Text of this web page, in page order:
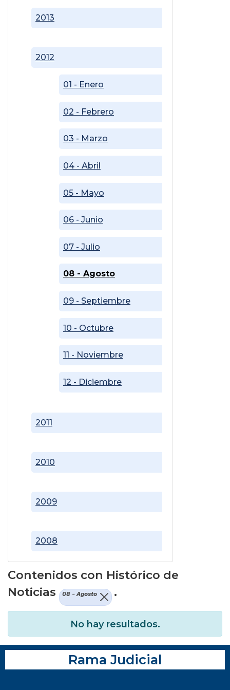
2008
2009
2010
2011
2012
01 - Enero
02 - Febrero
03 - Marzo
04 - Abril
05 - Mayo
06 - Junio
07 - Julio
08 - Agosto
09 - Septiembre
10 - Octubre
11 - Noviembre
12 - Diciembre
2013
Contenidos con Histórico de
Noticias
08 - Agosto .
No hay resultados.
Rama Judicial